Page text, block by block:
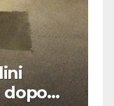
dopo